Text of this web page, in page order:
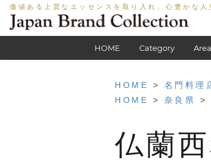
価値ある上質なエッセンスを取り入れ、心豊かな人
HOME Category Area
HOME > 名門料理
HOME
> 奈良県 >
仏蘭